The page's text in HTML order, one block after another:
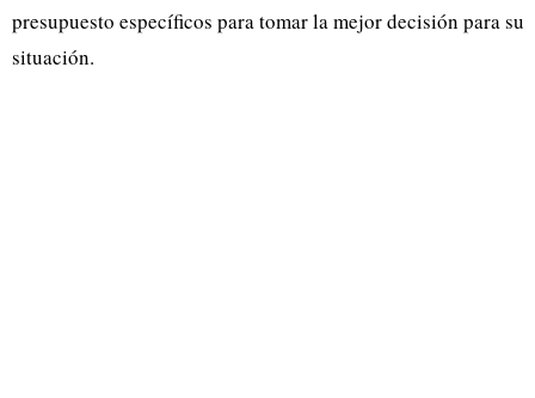
presupuesto específicos para tomar la mejor decisión para su
situación.